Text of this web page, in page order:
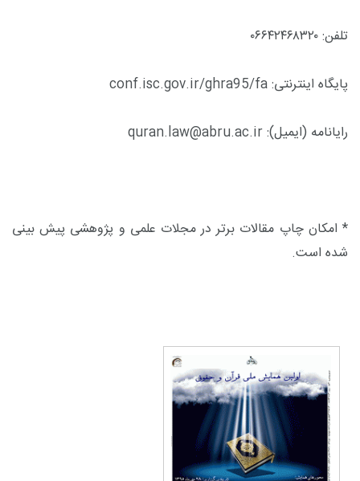
تلفن: ۰۶۶۴۲۴۶۸۳۲۰
پایگاه اینترنتی:conf.isc.gov.ir/ghra95/fa
رایانامه (ایمیل):quran.law@abru.ac.ir
* امکان چاپ مقالات برتر در مجلات علمی و پژوهشی پیش بینی
شده است.